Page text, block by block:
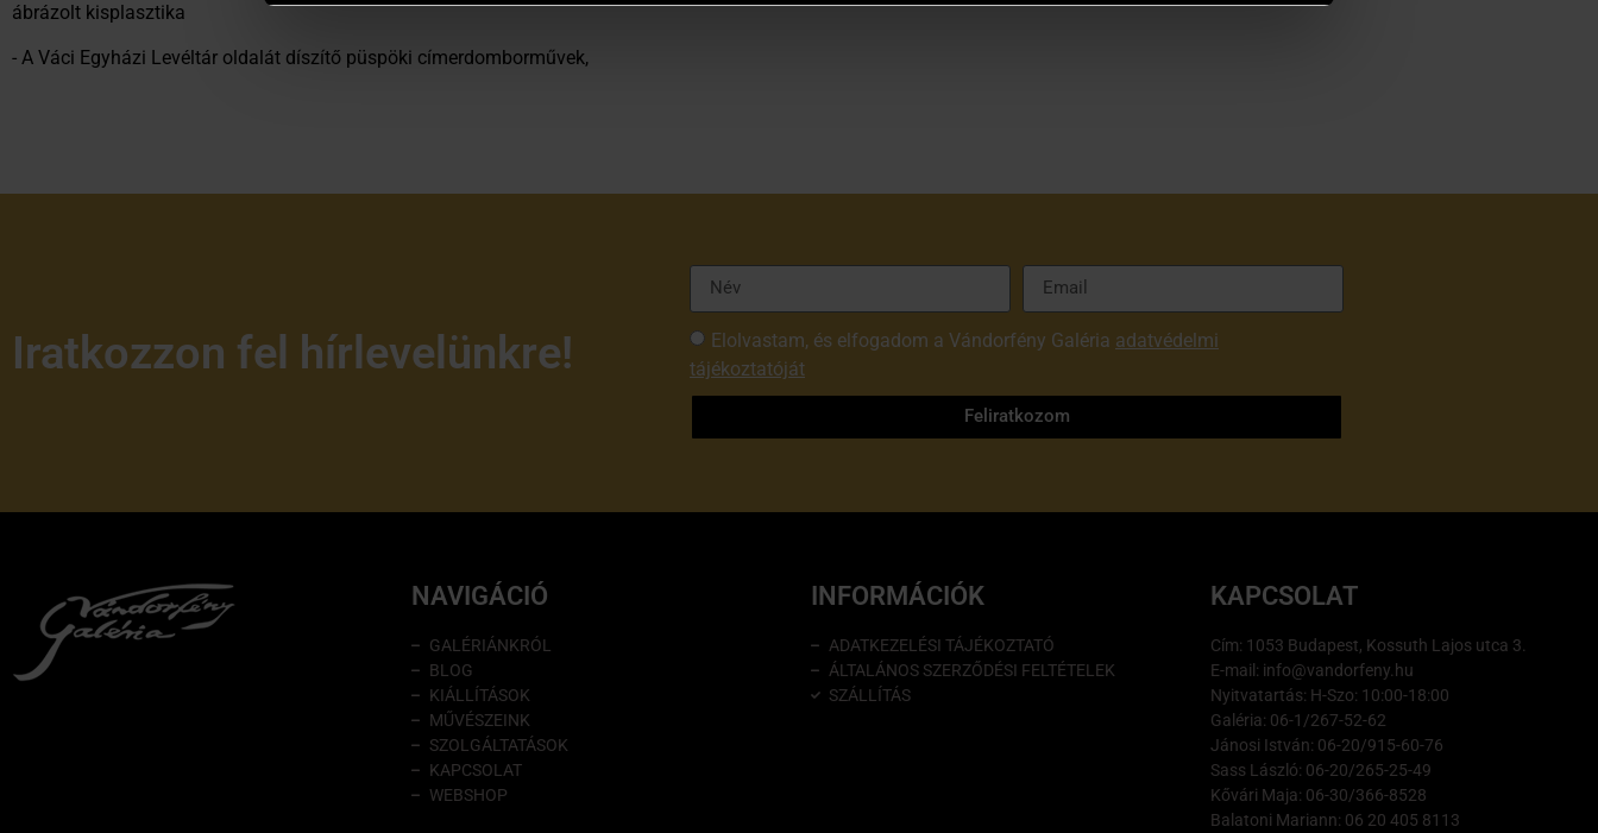
ábrázolt kisplasztika
- A Váci Egyházi Levéltár oldalát díszítő püspöki címerdomborművek,
Iratkozzon fel hírlevelünkre! Elolvastam, és elfogadom a Vándorfény Galéria adatvédelmi
tájékoztatóját
Feliratkozom
NAVIGÁCIÓ
GALÉRIÁNKRÓL
BLOG
KIÁLLÍTÁSOK
MŰVÉSZEINK
SZOLGÁLTATÁSOK
KAPCSOLAT
WEBSHOP
INFORMÁCIÓK
ADATKEZELÉSI TÁJÉKOZTATÓ
ÁLTALÁNOS SZERZŐDÉSI FELTÉTELEK
SZÁLLÍTÁS
KAPCSOLAT
Cím: 1053 Budapest, Kossuth Lajos utca 3.
E-mail: info@vandorfeny.hu
Nyitvatartás: H-Szo: 10:00-18:00
Galéria: 06-1/267-52-62
Jánosi István: 06-20/915-60-76
Sass László: 06-20/265-25-49
Kővári Maja: 06-30/366-8528
Balatoni Mariann: 06 20 405 8113